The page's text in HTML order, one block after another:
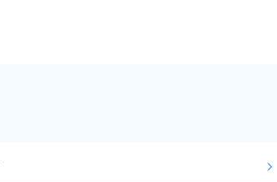
arrow_forward_ios
未読